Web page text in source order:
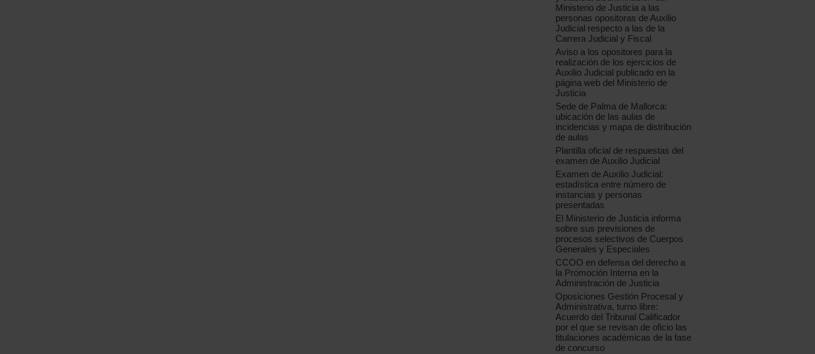
Ministerio de Justicia a las
personas opositoras de Auxilio
Judicial respecto a las de la
Carrera Judicial y Fiscal
Aviso a los opositores para la
realización de los ejercicios de
Auxilio Judicial publicado en la
página web del Ministerio de
Justicia
Sede de Palma de Mallorca:
ubicación de las aulas de
incidencias y mapa de distribución
de aulas
Plantilla oficial de respuestas del
examen de Auxilio Judicial
Examen de Auxilio Judicial:
estadística entre número de
instancias y personas
presentadas
El Ministerio de Justicia informa
sobre sus previsiones de
procesos selectivos de Cuerpos
Generales y Especiales
CCOO en defensa del derecho a
la Promoción Interna en la
Administración de Justicia
Oposiciones Gestión Procesal y
Administrativa, turno libre:
Acuerdo del Tribunal Calificador
por el que se revisan de oficio las
titulaciones académicas de la fase
de concurso